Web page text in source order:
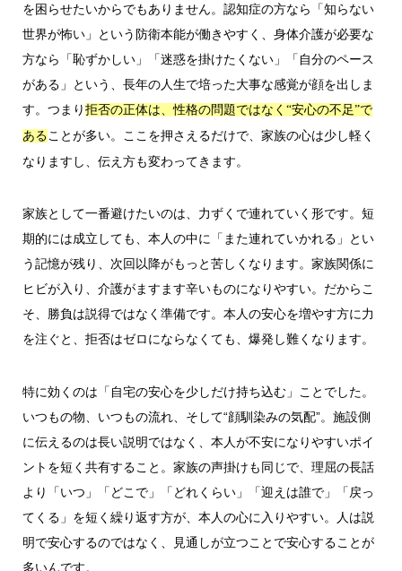
を困らせたいからでもありません。認知症の方なら「知らない
世界が怖い」という防衛本能が働きやすく、身体介護が必要な
方なら「恥ずかしい」「迷惑を掛けたくない」「自分のペース
がある」という、長年の人生で培った大事な感覚が顔を出しま
す。つまり 拒否の正体は、性格の問題ではなく“安心の不足”で
ある ことが多い。ここを押さえるだけで、家族の心は少し軽く
なりますし、伝え方も変わってきます。
家族として一番避けたいのは、力ずくで連れていく形です。短
期的には成立しても、本人の中に「また連れていかれる」とい
う記憶が残り、次回以降がもっと苦しくなります。家族関係に
ヒビが入り、介護がますます辛いものになりやすい。だからこ
そ、勝負は説得ではなく準備です。本人の安心を増やす方に力
を注ぐと、拒否はゼロにならなくても、爆発し難くなります。
特に効くのは「自宅の安心を少しだけ持ち込む」ことでした。
いつもの物、いつもの流れ、そして“顔馴染みの気配”。施設側
に伝えるのは長い説明ではなく、本人が不安になりやすいポイ
ントを短く共有すること。家族の声掛けも同じで、理屈の長話
より「いつ」「どこで」「どれくらい」「迎えは誰で」「戻っ
てくる」を短く繰り返す方が、本人の心に入りやすい。人は説
明で安心するのではなく、見通しが立つことで安心することが
多いんです。